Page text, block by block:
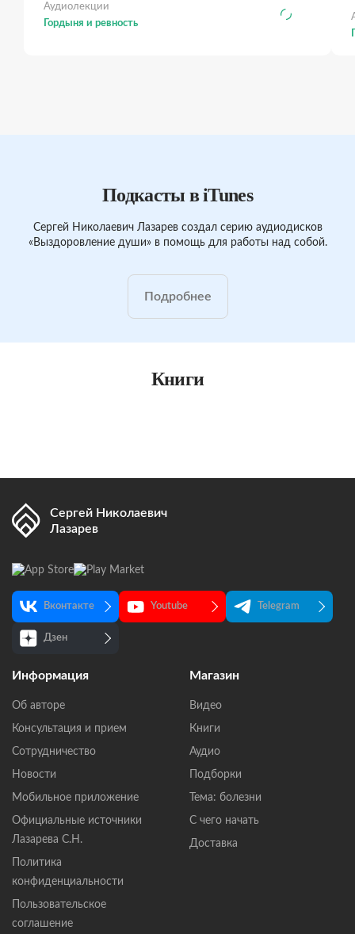
Аудиолекции
Гордыня и ревность
Подкасты в iTunes
Сергей Николаевич Лазарев создал серию аудиодисков
«Выздоровление души» в помощь для работы над собой.
Подробнее
Книги
Сергей Николаевич
Лазарев
Вконтакте Youtube Telegram
Дзен
Информация
Об авторе
Консультация и прием
Сотрудничество
Новости
Мобильное приложение
Официальные источники
Лазарева С.Н.
Политика
конфиденциальности
Пользовательское
соглашение
Магазин
Видео
Книги
Аудио
Подборки
Тема: болезни
С чего начать
Доставка